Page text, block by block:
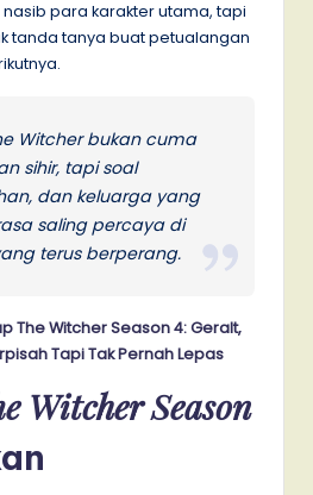
para karakter utama, tapi
tanda tanya buat petualangan
Witcher bukan cuma
sihir, tapi soal
dan keluarga yang
saling percaya di
terus berperang.
The Witcher Season 4: Geralt,
Tapi Tak Pernah Lepas
Witcher Season